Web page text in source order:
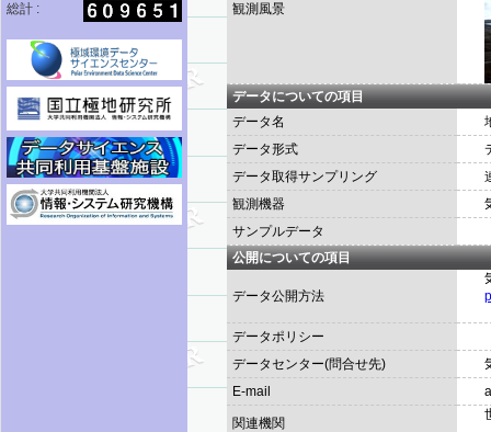
総計 :
観測風景
データについての項目
データ名
データ形式
データ取得サンプリング
観測機器
サンプルデータ
公開についての項目
データ公開方法
データポリシー
データセンター(問合せ先)
E-mail
関連機関